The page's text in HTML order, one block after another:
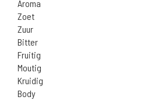
Aroma
Zoet
Zuur
Bitter
Fruitig
Moutig
Kruidig
Body